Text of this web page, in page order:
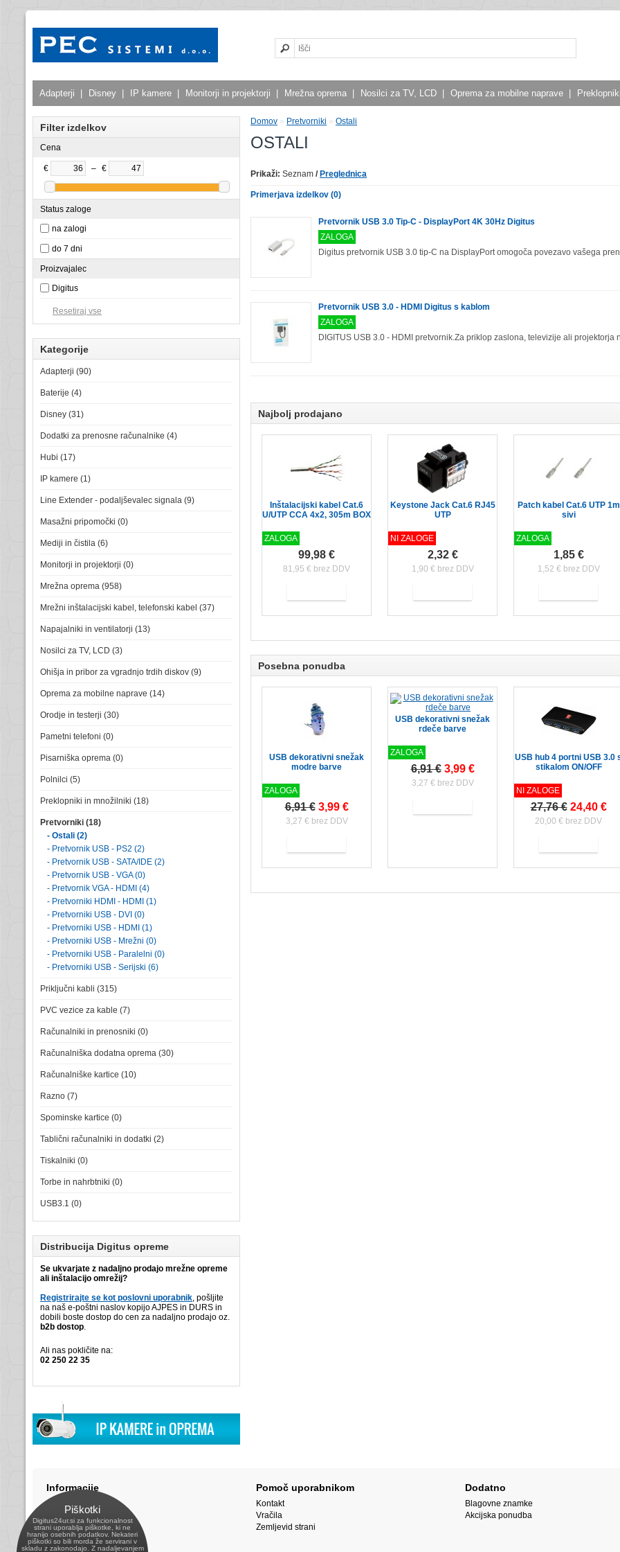
Piškotki
Digitus24ur.si za funkcionalnost
strani uporablja piškotke, ki ne
hranijo osebnih podatkov. Nekateri
piškotki so bili morda že servirani v
skladu z zakonodajo. Z nadaljevanjem
Adapterji Disney IP kamere Monitorji in projektorji Mrežna oprema Nosilci za TV, LCD Oprema za mobilne naprave
Filter izdelkov
Cena
€ – €
Status zaloge
na zalogi
do 7 dni
Proizvajalec
Digitus
Kategorije
Adapterji (90)
Baterije (4)
Disney (31)
Dodatki za prenosne računalnike (4)
Hubi (17)
IP kamere (1)
Line Extender - podaljševalec signala (9)
Masažni pripomočki (0)
Mediji in čistila (6)
Monitorji in projektorji (0)
Mrežna oprema (958)
Mrežni inštalacijski kabel, telefonski kabel (37)
Napajalniki in ventilatorji (13)
Nosilci za TV, LCD (3)
Ohišja in pribor za vgradnjo trdih diskov (9)
Oprema za mobilne naprave (14)
Orodje in testerji (30)
Pametni telefoni (0)
Pisarniška oprema (0)
Polnilci (5)
Preklopniki in množilniki (18)
Pretvorniki (18)
- Ostali (2)
- Pretvornik USB - PS2 (2)
- Pretvornik USB - SATA/IDE (2)
- Pretvornik USB - VGA (0)
- Pretvornik VGA - HDMI (4)
- Pretvorniki HDMI - HDMI (1)
- Pretvorniki USB - DVI (0)
- Pretvorniki USB - HDMI (1)
- Pretvorniki USB - Mrežni (0)
- Pretvorniki USB - Paralelni (0)
- Pretvorniki USB - Serijski (6)
Priključni kabli (315)
PVC vezice za kable (7)
Računalniki in prenosniki (0)
Računalniška dodatna oprema (30)
Računalniške kartice (10)
Razno (7)
Spominske kartice (0)
Tablični računalniki in dodatki (2)
Tiskalniki (0)
Torbe in nahrbtniki (0)
USB3.1 (0)
Distribucija Digitus opreme
Se ukvarjate z nadaljno prodajo mrežne opreme
ali inštalacijo omrežij?
Registrirajte se kot poslovni uporabnik, pošljite
na naš e-poštni naslov kopijo AJPES in DURS in
dobili boste dostop do cen za nadaljno prodajo oz.
b2b dostop.
Ali nas pokličite na:
02 250 22 35
Domov » Pretvorniki » Ostali
OSTALI
Prikaži: Seznam / Preglednica
Primerjava izdelkov (0)
Pretvornik USB 3.0 Tip-C - DisplayPort 4K 30Hz Digitus
ZALOGA
Digitus pretvornik USB 3.0 tip-C na DisplayPort omogoča povezavo vašega
Pretvornik USB 3.0 - HDMI Digitus s kablom
ZALOGA
DIGITUS USB 3.0 - HDMI pretvornik.Za priklop zaslona, televizije ali projektorja
Najbolj prodajano
Inštalacijski kabel Cat.6
U/UTP CCA 4x2, 305m BOX
ZALOGA
99,98 €
81,95 € brez DDV
Keystone Jack Cat.6 RJ45
UTP
NI ZALOGE
2,32 €
1,90 € brez DDV
Patch kabel Cat.6 UTP 1m
sivi
ZALOGA
1,85 €
1,52 € brez DDV
Posebna ponudba
USB dekorativni snežak
modre barve
ZALOGA
6,91 € 3,99 €
3,27 € brez DDV
USB dekorativni snežak
rdeče barve
ZALOGA
6,91 € 3,99 €
3,27 € brez DDV
USB hub 4 portni USB 3.0
stikalom ON/OFF
NI ZALOGE
27,76 € 24,40 €
20,00 € brez DDV
Informacije
Piškotki
O podjetju
Podatki o dostavi
Pogoji poslovanja
Pomoč uporabnikom
Kontakt
Vračila
Zemljevid strani
Dodatno
Blagovne znamke
Akcijska ponudba